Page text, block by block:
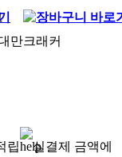
만크래커
립
실결제 금액에